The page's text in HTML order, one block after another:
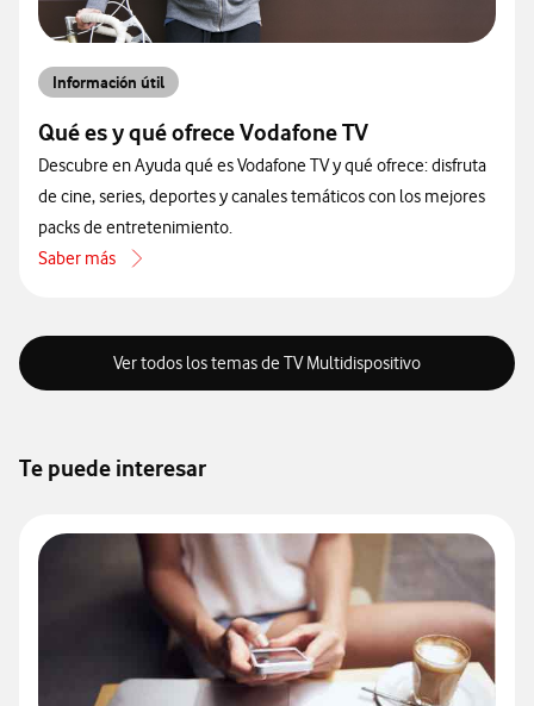
Información útil
Qué es y qué ofrece Vodafone TV
Descubre en Ayuda qué es Vodafone TV y qué ofrece: disfruta
de cine, series, deportes y canales temáticos con los mejores
packs de entretenimiento.
Saber más
acerca de Qué es y qué ofrece Vodafone TV
Ver todos los temas de TV Multidispositivo
Te puede interesar